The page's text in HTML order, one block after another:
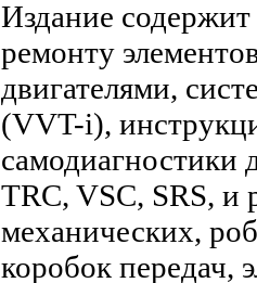
Издание
ремонту
двигателями,
(VVT-i),
TRC, VSC, SRS, и
механических,
коробок передач,